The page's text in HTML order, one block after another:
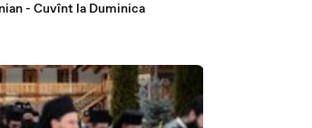
- Cuvînt la Duminica